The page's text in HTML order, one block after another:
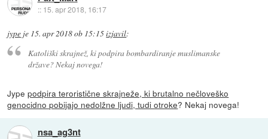
:: 15. apr 2018, 16:17
jype je 15. apr 2018 ob 15:15izjavil:
Katoliški skrajnež, ki podpira bombardiranje muslimanske
države? Nekaj novega!
Jypepodpira teroristične skrajneže, ki brutalno nečloveško
genocidno pobijajo nedolžne ljudi, tudi otroke? Nekaj novega!
nsa_ag3nt